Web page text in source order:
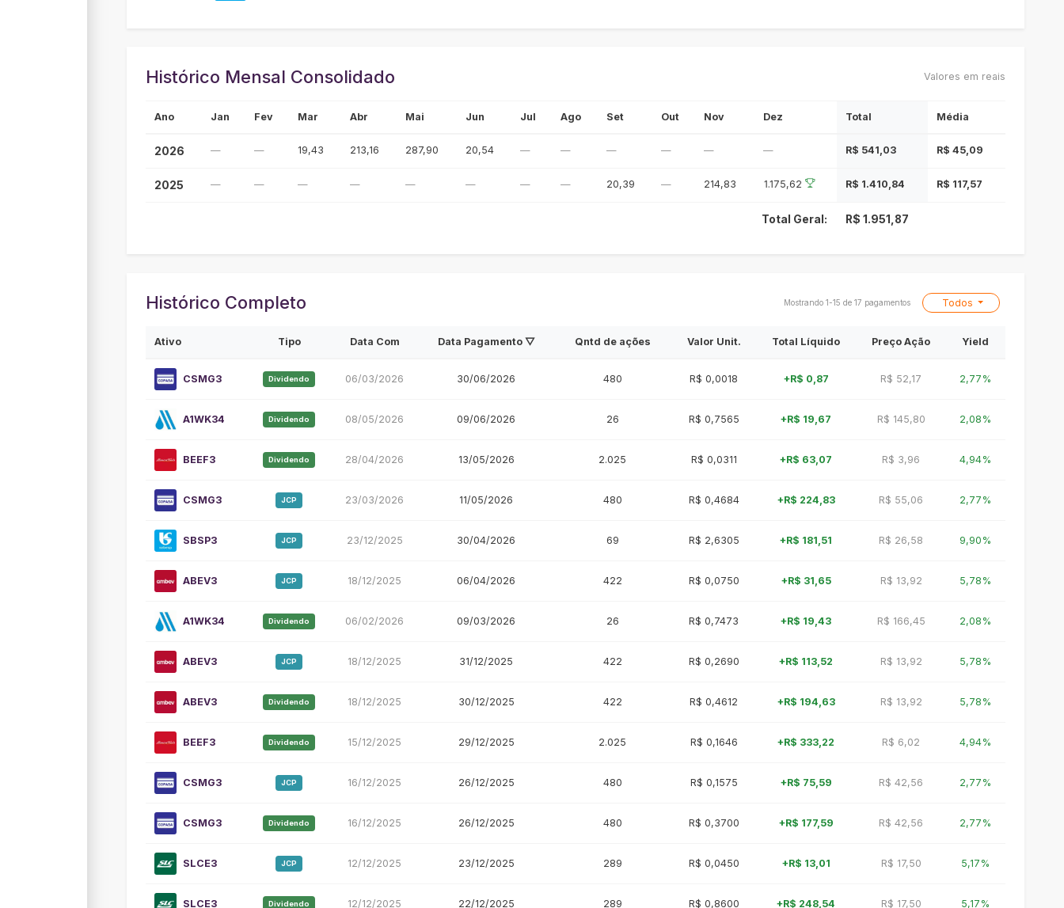
Histórico Mensal Consolidado Valores em reais
Ano Jan Fev Mar Abr Mai Jun Jul Ago Set Out Nov Dez Total Média
2026 — — 19,43 213,16 287,90 20,54 — — — — — — R$ 541,03 R$ 45,09
2025 — — — — — — — — 20,39 — 214,83 1.175,62 R$ 1.410,84 R$ 117,57
Total Geral: R$ 1.951,87
Histórico Completo Mostrando 1-15 de 17 pagamentos Todos
Ativo Tipo Data Com Data Pagamento ▽ Qntd de ações Valor Unit. Total Líquido Preço Ação Yield
CSMG3 Dividendo 06/03/2026 30/06/2026 480 R$ 0,0018 +R$ 0,87 R$ 52,17 2,77%
A1WK34 Dividendo 08/05/2026 09/06/2026 26 R$ 0,7565 +R$ 19,67 R$ 145,80 2,08%
BEEF3 Dividendo 28/04/2026 13/05/2026 2.025 R$ 0,0311 +R$ 63,07 R$ 3,96 4,94%
CSMG3 JCP 23/03/2026 11/05/2026 480 R$ 0,4684 +R$ 224,83 R$ 55,06 2,77%
SBSP3 JCP 23/12/2025 30/04/2026 69 R$ 2,6305 +R$ 181,51 R$ 26,58 9,90%
ABEV3 JCP 18/12/2025 06/04/2026 422 R$ 0,0750 +R$ 31,65 R$ 13,92 5,78%
A1WK34 Dividendo 06/02/2026 09/03/2026 26 R$ 0,7473 +R$ 19,43 R$ 166,45 2,08%
ABEV3 JCP 18/12/2025 31/12/2025 422 R$ 0,2690 +R$ 113,52 R$ 13,92 5,78%
ABEV3 Dividendo 18/12/2025 30/12/2025 422 R$ 0,4612 +R$ 194,63 R$ 13,92 5,78%
BEEF3 Dividendo 15/12/2025 29/12/2025 2.025 R$ 0,1646 +R$ 333,22 R$ 6,02 4,94%
CSMG3 JCP 16/12/2025 26/12/2025 480 R$ 0,1575 +R$ 75,59 R$ 42,56 2,77%
CSMG3 Dividendo 16/12/2025 26/12/2025 480 R$ 0,3700 +R$ 177,59 R$ 42,56 2,77%
SLCE3 JCP 12/12/2025 23/12/2025 289 R$ 0,0450 +R$ 13,01 R$ 17,50 5,17%
SLCE3 Dividendo 12/12/2025 22/12/2025 289 R$ 0,8600 +R$ 248,54 R$ 17,50 5,17%